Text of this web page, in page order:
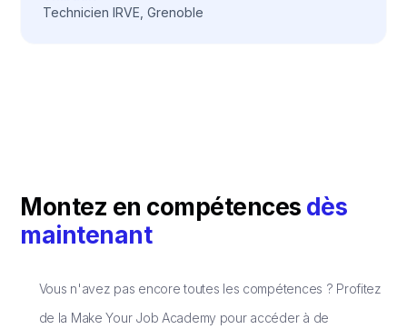
Technicien IRVE, Grenoble
Montez en compétences dès
maintenant
Vous n'avez pas encore toutes les compétences ? Profitez
de la Make Your Job Academy pour accéder à de